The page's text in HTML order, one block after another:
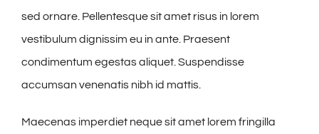
sed ornare. Pellentesque sit amet risus in lorem
vestibulum dignissim eu in ante. Praesent
condimentum egestas aliquet. Suspendisse
accumsan venenatis nibh id mattis.
Maecenas imperdiet neque sit amet lorem fringilla